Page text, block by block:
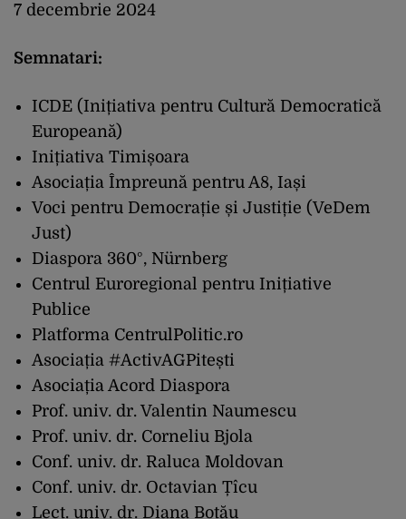
7 decembrie 2024
Semnatari:
ICDE (Inițiativa pentru Cultură Democratică
Europeană)
Inițiativa Timișoara
Asociația Împreună pentru A8, Iași
Voci pentru Democrație și Justiție (VeDem
Just)
Diaspora 360°, Nürnberg
Centrul Euroregional pentru Inițiative
Publice
Platforma CentrulPolitic.ro
Asociația #ActivAGPitești
Asociația Acord Diaspora
Prof. univ. dr. Valentin Naumescu
Prof. univ. dr. Corneliu Bjola
Conf. univ. dr. Raluca Moldovan
Conf. univ. dr. Octavian Țîcu
Lect. univ. dr. Diana Botău